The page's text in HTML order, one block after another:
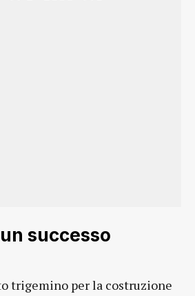
successo
trigemino per la costruzione